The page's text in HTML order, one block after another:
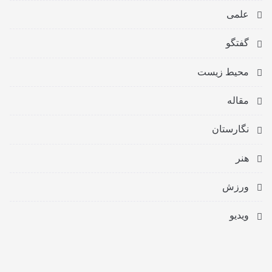
علمی
گفتگو
محیط زیست
مقاله
نگارستان
هنر
ورزش
ویدیو